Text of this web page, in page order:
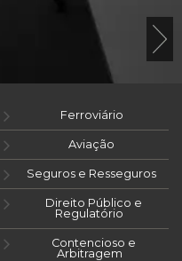
Ferroviário
Aviação
Seguros e Resseguros
Direito Público e
Regulatório
Contencioso e
Arbitragem